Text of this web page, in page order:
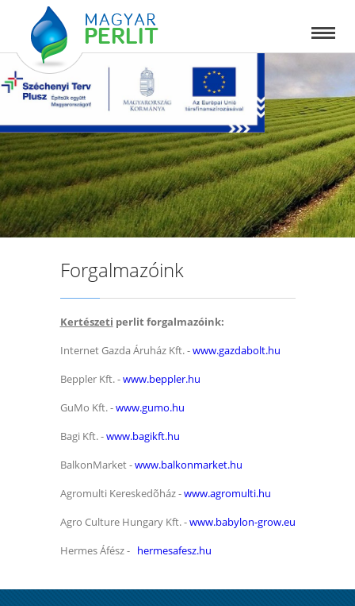
Forgalmazóink
Kertészeti perlit forgalmazóink:
Internet Gazda Áruház Kft. -www.gazdabolt.hu
Beppler Kft. -www.beppler.hu
GuMo Kft. -www.gumo.hu
Bagi Kft. -www.bagikft.hu
BalkonMarket -www.balkonmarket.hu
Agromulti Kereskedõház -www.agromulti.hu
Agro Culture Hungary Kft. -www.babylon-grow.eu
Hermes Áfész - hermesafesz.hu